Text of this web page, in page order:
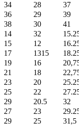
34 28
37
36 29
39
38 30
41
14 32
15 12
17 1315
19 16
21 18
23 20
25 22
29 20.5
32
27 23
29 25
31,5